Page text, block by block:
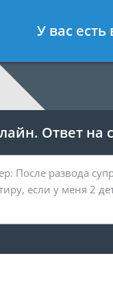
467-38-49
Ответ на
У вас есть